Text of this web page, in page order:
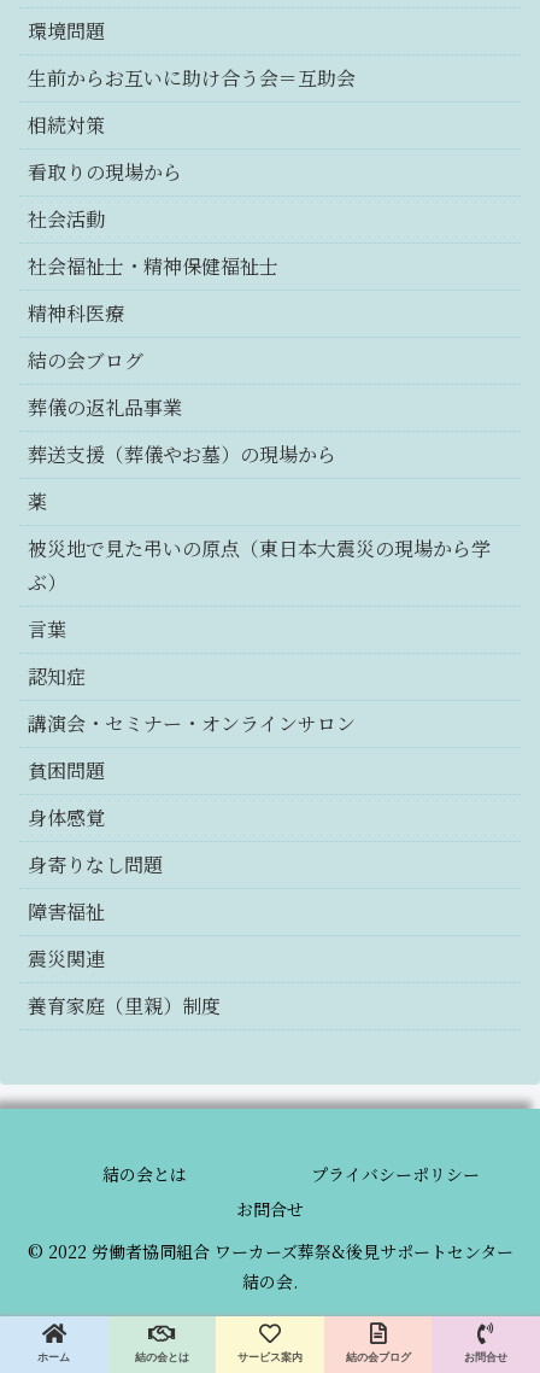
環境問題
生前からお互いに助け合う会＝互助会
相続対策
看取りの現場から
社会活動
社会福祉士・精神保健福祉士
精神科医療
結の会ブログ
葬儀の返礼品事業
葬送支援（葬儀やお墓）の現場から
薬
被災地で見た弔いの原点（東日本大震災の現場から学
ぶ）
言葉
認知症
講演会・セミナー・オンラインサロン
貧困問題
身体感覚
身寄りなし問題
障害福祉
震災関連
養育家庭（里親）制度
結の会とは
プライバシーポリシー
お問合せ
© 2022 労働者協同組合 ワーカーズ葬祭&後見サポートセンター
結の会.
ホーム 結の会とは サービス案内 結の会ブログ お問合せ